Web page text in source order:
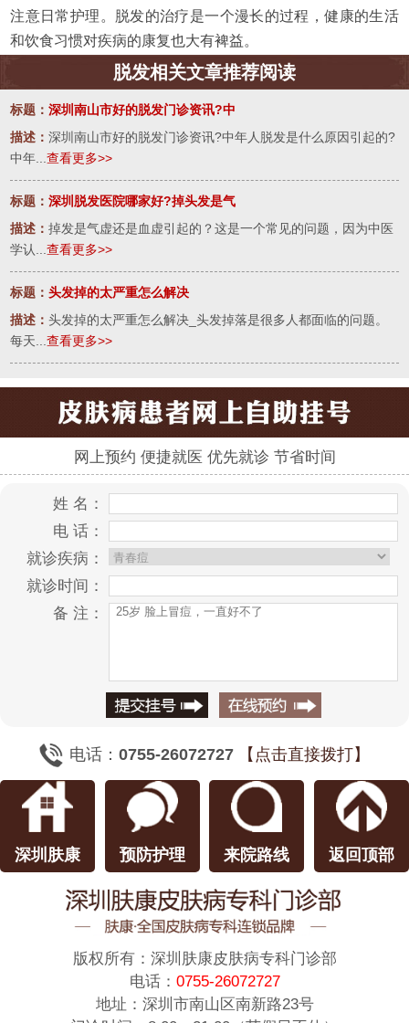
注意日常护理。脱发的治疗是一个漫长的过程，健康的生活
和饮食习惯对疾病的康复也大有裨益。
脱发相关文章推荐阅读
标题：深圳南山市好的脱发门诊资讯?中
描述：深圳南山市好的脱发门诊资讯?中年人脱发是什么原因引起的?
中年...查看更多>>
标题：深圳脱发医院哪家好?掉头发是气
描述：掉发是气虚还是血虚引起的？这是一个常见的问题，因为中医
学认...查看更多>>
标题：头发掉的太严重怎么解决
描述：头发掉的太严重怎么解决_头发掉落是很多人都面临的问题。
每天...查看更多>>
网上预约 便捷就医 优先就诊 节省时间
姓 名：
电 话：
就诊疾病：
就诊时间：
备 注：
电话：0755-26072727 【点击直接拨打】
深圳肤康 预防护理 来院路线 返回顶部
版权所有： 深圳肤康皮肤病专科门诊部
电话： 0755-26072727
地址：深圳市南山区南新路23号